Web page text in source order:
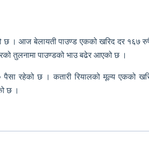
छ । आज बेलायती पाउण्ड एकको खरिद दर १६७
तुलनामा पाउण्डको भाउ बढेर आएको छ ।
रहेको छ । कतारी रियालको मूल्य एकको
छ ।